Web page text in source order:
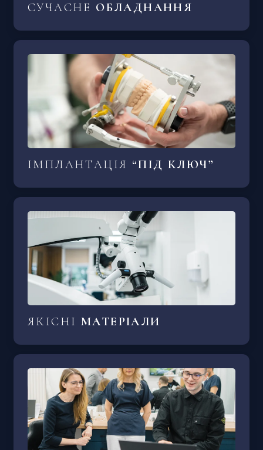
СУЧАСНЕ ОБЛАДНАННЯ
ІМПЛАНТАЦІЯ “ПІД КЛЮЧ”
ЯКІСНІ МАТЕРІАЛИ